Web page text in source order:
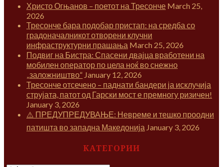
Христо Огњанов – поетот на Тресонче March 25,
2026
Тресонче бара подобар пристап: на средба со
градоначалникот отворени клучни
инфраструктурни прашања March 25, 2026
Подвиг на Бистра: Спасени двајца вработени на
мобилен оператор по цела ноќ во снежно
„заложништво“ January 12, 2026
Тресонче отсечено – паднати бандери ја исклучија
струјата, патот од Гарски мост е премногу ризичен!
January 3, 2026
⚠️ ПРЕДУПРЕДУВАЊЕ: Невреме и тешко проодни
патишта во западна Македонија January 3, 2026
КАТЕГОРИИ